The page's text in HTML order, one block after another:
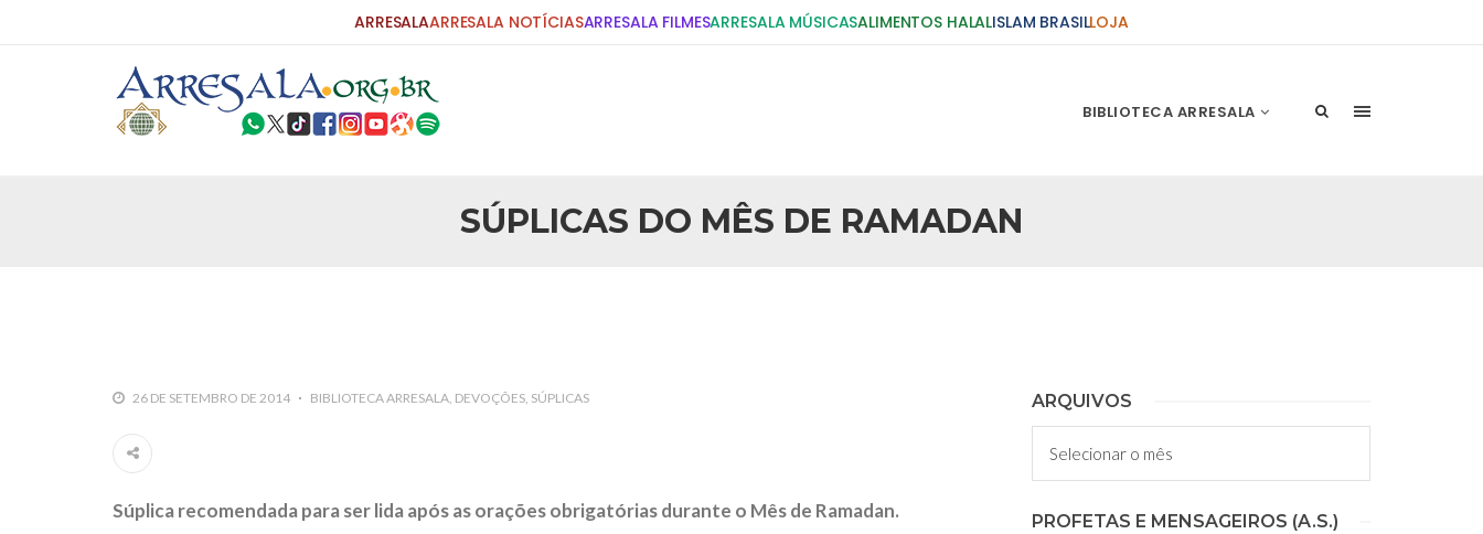
ARRESALAARRESALA NOTÍCIASARRESALA FILMESARRESALA MÚSICASALIMENTOS HALALISLAM BRASILLOJA
BIBLIOTECA ARRESALA
SÚPLICAS DO MÊS DE RAMADAN
Carta do Bispo da Flórida ao Presidente Bush
25 DE SETEMBRO DE 2010
Necessárias Considerações Sobre o Conflito
As Sementes da Miséria e do Terror Ano Novo Islâmico e Início de Muharam
Hejrita. Desejamos a todos os irmãos e irmãs um novo
10 DE NOVEMBRO DE 2013
NOTÍCIAS
26 DE SETEMBRO DE 2014 BIBLIOTECA ARRESALA DEVOÇÕES SÚPLICAS
Súplica recomendada para ser lida após as orações obrigatórias durante o Mês de Ramadan.
ARQUIVOS
Arquivos
PROFETAS E MENSAGEIROS (A.S.)